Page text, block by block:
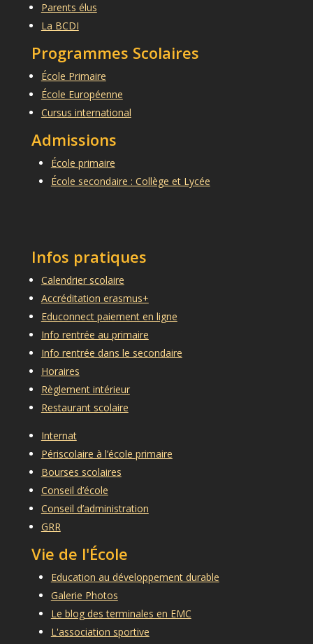
Parents élus
La BCDI
Programmes Scolaires
École Primaire
École Européenne
Cursus international
Admissions
École primaire
École secondaire : Collège et Lycée
Infos pratiques
Calendrier scolaire
Accréditation erasmus+
Educonnect paiement en ligne
Info rentrée au primaire
Info rentrée dans le secondaire
Horaires
Règlement intérieur
Restaurant scolaire
Internat
Périscolaire à l’école primaire
Bourses scolaires
Conseil d’école
Conseil d’administration
GRR
Vie de l'École
Education au développement durable
Galerie Photos
Le blog des terminales en EMC
L'association sportive